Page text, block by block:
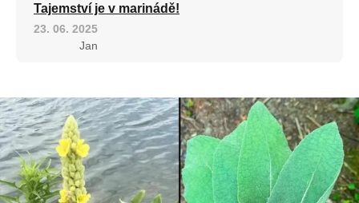
Tajemství je v marinádě!
23. 06. 2025
Jan